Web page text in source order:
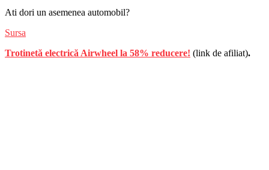
Ati dori un asemenea automobil?
Sursa
Trotinetă electrică Airwheel la 58% reducere! (link de afiliat).